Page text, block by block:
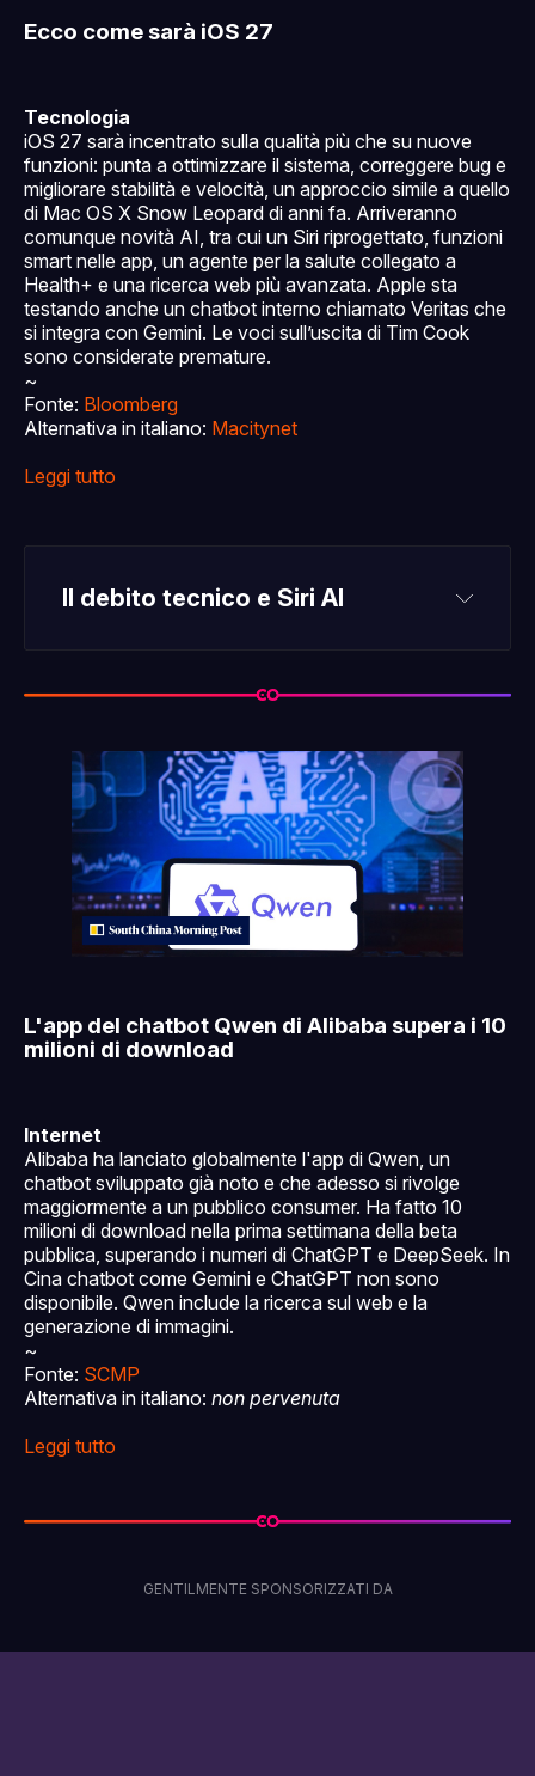
Ecco come sarà iOS 27
Tecnologia
iOS 27 sarà incentrato sulla qualità più che su nuove
funzioni: punta a ottimizzare il sistema, correggere bug e
migliorare stabilità e velocità, un approccio simile a quello
di Mac OS X Snow Leopard di anni fa. Arriveranno
comunque novità AI, tra cui un Siri riprogettato, funzioni
smart nelle app, un agente per la salute collegato a
Health+ e una ricerca web più avanzata. Apple sta
testando anche un chatbot interno chiamato Veritas che
si integra con Gemini. Le voci sull’uscita di Tim Cook
sono considerate premature.
~
Fonte: Bloomberg
Alternativa in italiano: Macitynet
Leggi tutto
Il debito tecnico e Siri AI
solo per supporter
L'app del chatbot Qwen di Alibaba supera i 10
milioni di download
Internet
Alibaba ha lanciato globalmente l'app di Qwen, un
chatbot sviluppato già noto e che adesso si rivolge
maggiormente a un pubblico consumer. Ha fatto 10
milioni di download nella prima settimana della beta
pubblica, superando i numeri di ChatGPT e DeepSeek. In
Cina chatbot come Gemini e ChatGPT non sono
disponibile. Qwen include la ricerca sul web e la
generazione di immagini.
~
Fonte: SCMP
Alternativa in italiano: non pervenuta
Leggi tutto
GENTILMENTE SPONSORIZZATI DA